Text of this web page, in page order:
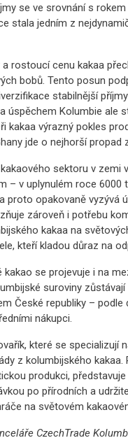
se ve srovnání s
stala jedním z
rostoucí cenu kakaa
bobů. Tento posun
stabilnější
úspěchem Kolumbie ale
kakaa výrazný pokles
jde o nejhorší propad
sektoru v zemi
– v uplynulém roce 6000
proto opakovaně vyzývá
zároveň i potřebu
kakaa na
kteří kladou důraz na
se projevuje i na
suroviny
České republiky –
nákupci.
které se specializují
z kolumbijského kakaa.
produkci,
po přírodních a
na světovém
CzechTrade